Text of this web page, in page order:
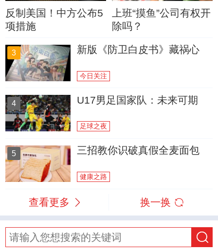
反制美国！中方公布5
项措施
上班“摸鱼”公司有权开
除吗？
3 新版《防卫白皮书》藏祸心
今日关注
4 U17男足国家队：未来可期
足球之夜
5 三招教你识破真假全麦面包
健康之路
查看更多 换一换